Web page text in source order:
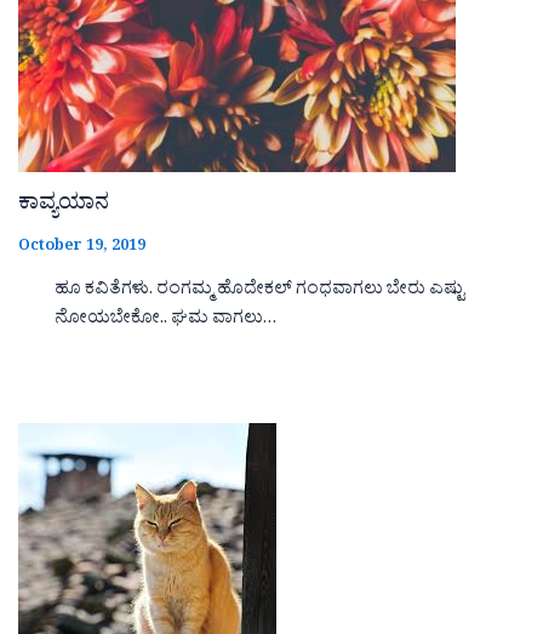
ಕಾವ್ಯಯಾನ
October 19, 2019
ಹೂ ಕವಿತೆಗಳು. ರಂಗಮ್ಮ ಹೊದೇಕಲ್ ಗಂಧವಾಗಲು ಬೇರು ಎಷ್ಟು
ನೋಯಬೇಕೋ.. ಘಮ ವಾಗಲು…